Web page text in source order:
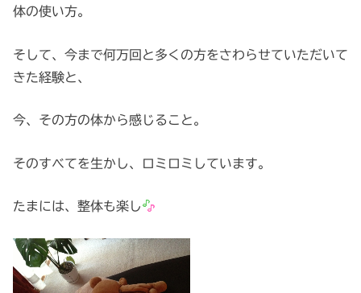
体の使い方。
そして、今まで何万回と多くの方をさわらせていただいて
きた経験と、
今、その方の体から感じること。
そのすべてを生かし、ロミロミしています。
たまには、整体も楽し